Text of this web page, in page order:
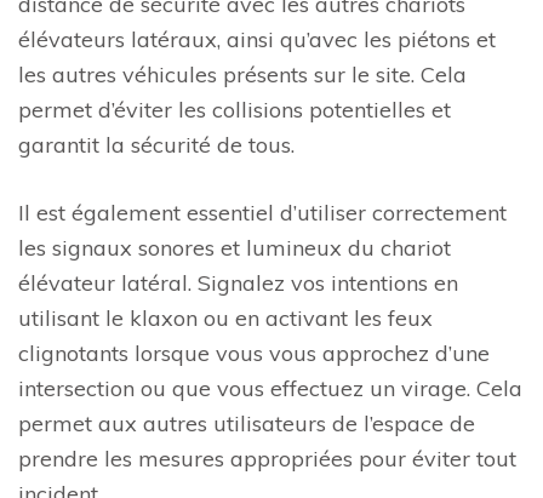
élévateurs latéraux, ainsi qu’avec les piétons et
les autres véhicules présents sur le site. Cela
permet d’éviter les collisions potentielles et
garantit la sécurité de tous.
Il est également essentiel d’utiliser correctement
les signaux sonores et lumineux du chariot
élévateur latéral. Signalez vos intentions en
utilisant le klaxon ou en activant les feux
clignotants lorsque vous vous approchez d’une
intersection ou que vous effectuez un virage. Cela
permet aux autres utilisateurs de l’espace de
prendre les mesures appropriées pour éviter tout